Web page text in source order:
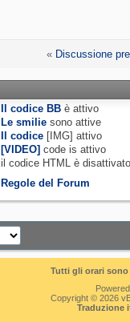
« Discussione
Il codice BB èattivo
Le smilie sono attive
Il codice [IMG]attivo
[VIDEO] code isattivo
il codice HTML è
Regole del Forum
Tutti gli orari
Copyright © 2026
Traduzione